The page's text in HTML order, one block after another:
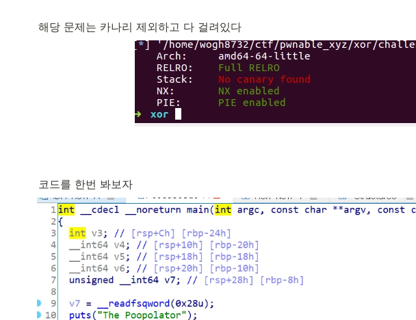
해당 문제는 카나리 제외하고 다 걸려있다
코드를 한번 봐보자